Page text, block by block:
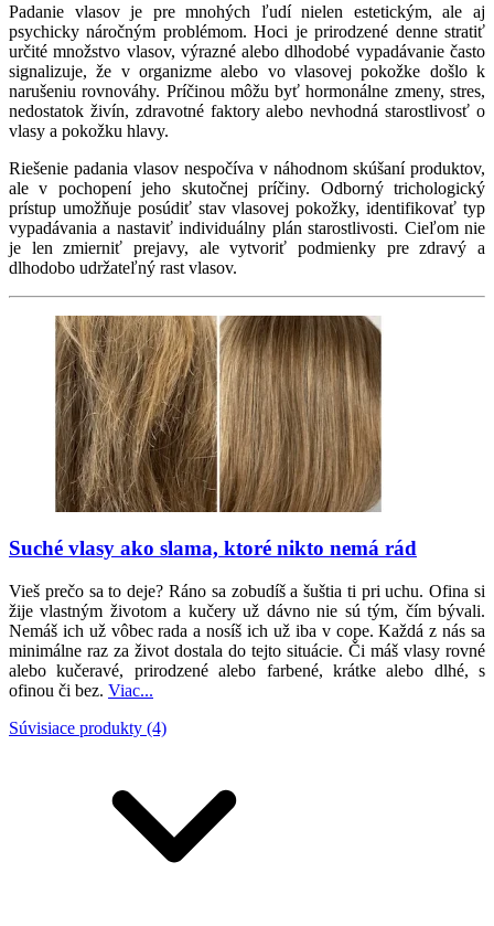
Padanie vlasov je pre mnohých ľudí nielen estetickým, ale aj
psychicky náročným problémom. Hoci je prirodzené denne stratiť
určité množstvo vlasov, výrazné alebo dlhodobé vypadávanie často
signalizuje, že v organizme alebo vo vlasovej pokožke došlo k
narušeniu rovnováhy. Príčinou môžu byť hormonálne zmeny, stres,
nedostatok živín, zdravotné faktory alebo nevhodná starostlivosť o
vlasy a pokožku hlavy.
Riešenie padania vlasov nespočíva v náhodnom skúšaní produktov,
ale v pochopení jeho skutočnej príčiny. Odborný trichologický
prístup umožňuje posúdiť stav vlasovej pokožky, identifikovať typ
vypadávania a nastaviť individuálny plán starostlivosti. Cieľom nie
je len zmierniť prejavy, ale vytvoriť podmienky pre zdravý a
dlhodobo udržateľný rast vlasov.
Suché vlasy ako slama, ktoré nikto nemá rád
Vieš prečo sa to deje? Ráno sa zobudíš a šuštia ti pri uchu. Ofina si
žije vlastným životom a kučery už dávno nie sú tým, čím bývali.
Nemáš ich už vôbec rada a nosíš ich už iba v cope. Každá z nás sa
minimálne raz za život dostala do tejto situácie. Či máš vlasy rovné
alebo kučeravé, prirodzené alebo farbené, krátke alebo dlhé, s
ofinou či bez. Viac...
Súvisiace produkty (4)